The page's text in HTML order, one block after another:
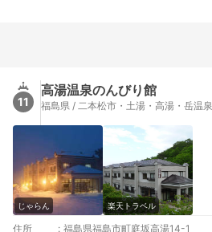
11
高湯温泉のんびり館
福島県 / 二本松市・土湯・高湯・岳温泉
じゃらん 楽天トラベル
住所 : 福島県福島市町庭坂高湯14-1